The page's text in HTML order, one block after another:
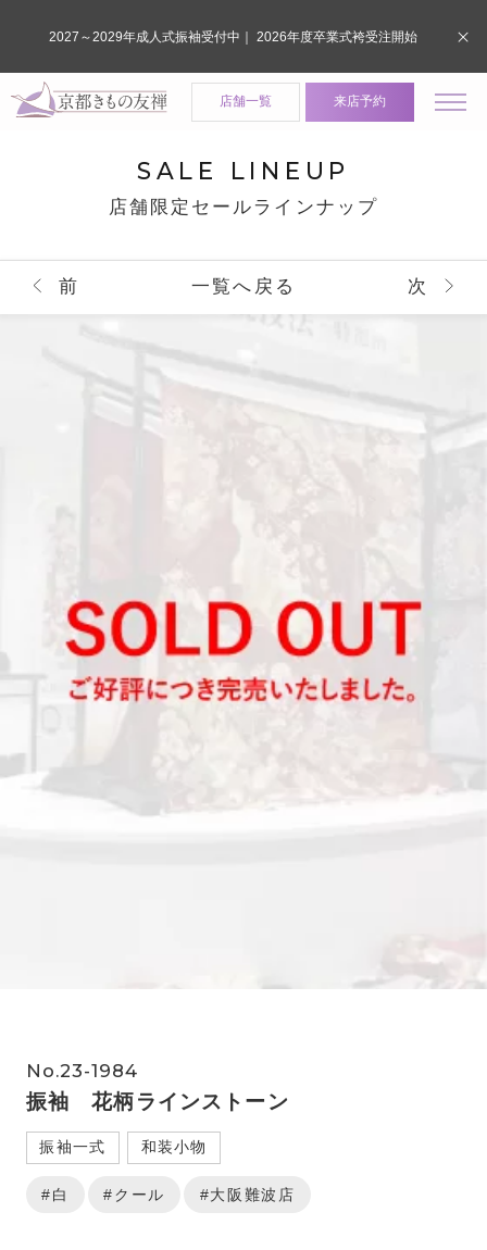
店舗一覧 来店予約
SALE LINEUP
店舗限定セールラインナップ
前 一覧へ戻る 次
No.23-1984
振袖 花柄ラインストーン
振袖一式 和装小物
#白 #クール #大阪難波店
2027～2029年成人式振袖受付中｜ 2026年度卒業式袴受注開始